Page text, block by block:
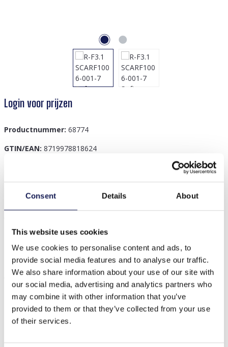
Consent Details About
This website uses cookies
We use cookies to personalise content and ads, to
provide social media features and to analyse our traffic.
We also share information about your use of our site with
our social media, advertising and analytics partners who
may combine it with other information that you’ve
provided to them or that they’ve collected from your use
of their services.
Login voor prijzen
Productnummer: 68774
GTIN/EAN: 8719978818624
Maak kennis met de R-F3.1 SCARF1006-001-7 zachte
maanden. Deze prachti…Meer
Anderen kochten ook